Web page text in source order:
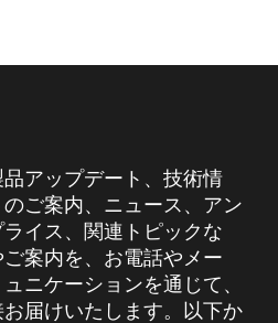
アップデート、技術情
ご案内、ニュース、アン
イス、関連トピックな
案内を、お電話やメー
ニケーションを通じて、
届けいたします。以下か